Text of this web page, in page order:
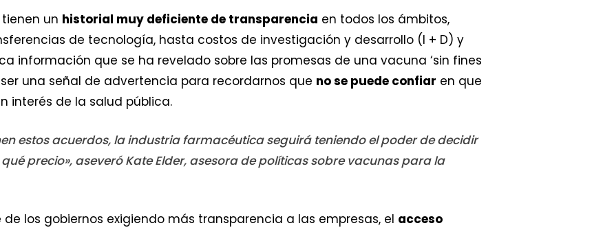
un historial muy deficiente de transparencia en todos los ámbitos,
de tecnología, hasta costos de investigación y desarrollo (I + D) y
información que se ha revelado sobre las promesas de una vacuna ‘sin fines
una señal de advertencia para recordarnos que no se puede confiar en que
interés de la salud pública.
estos acuerdos, la industria farmacéutica seguirá teniendo el poder de decidir
precio», aseveró Kate Elder, asesora de políticas sobre vacunas para la
los gobiernos exigiendo más transparencia a las empresas, el acceso